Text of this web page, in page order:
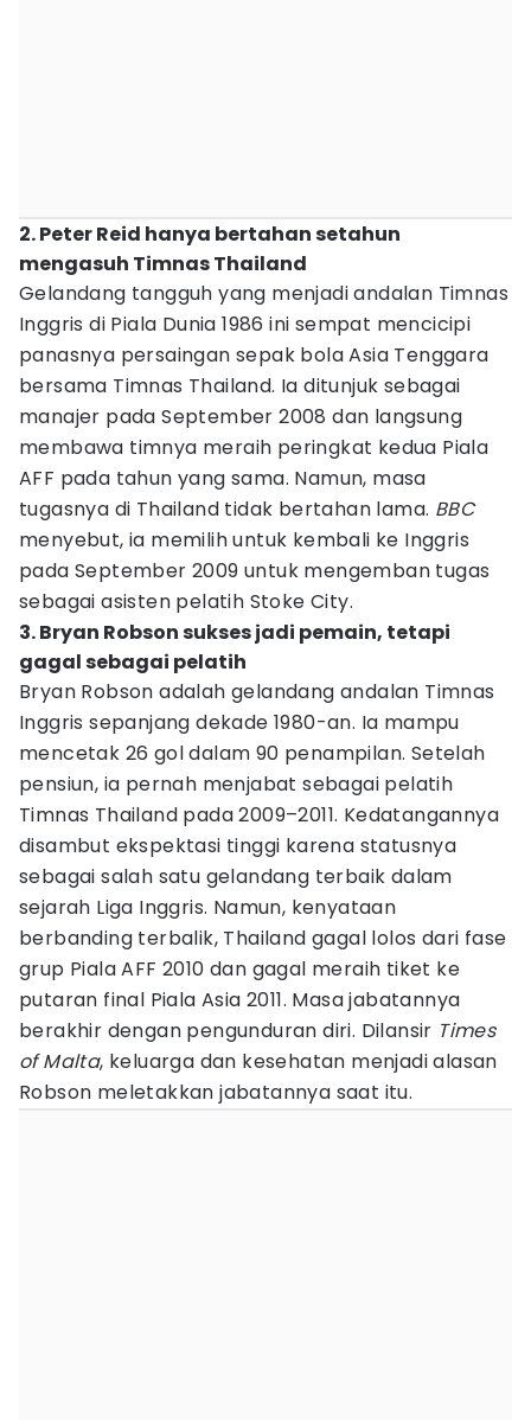
2. Peter Reid hanya bertahan setahun
mengasuh Timnas Thailand
Gelandang tangguh yang menjadi andalan Timnas
Inggris di Piala Dunia 1986 ini sempat mencicipi
panasnya persaingan sepak bola Asia Tenggara
bersama Timnas Thailand. Ia ditunjuk sebagai
manajer pada September 2008 dan langsung
membawa timnya meraih peringkat kedua Piala
AFF pada tahun yang sama. Namun, masa
tugasnya di Thailand tidak bertahan lama. BBC
menyebut, ia memilih untuk kembali ke Inggris
pada September 2009 untuk mengemban tugas
sebagai asisten pelatih Stoke City.
3. Bryan Robson sukses jadi pemain, tetapi
gagal sebagai pelatih
Bryan Robson adalah gelandang andalan Timnas
Inggris sepanjang dekade 1980-an. Ia mampu
mencetak 26 gol dalam 90 penampilan. Setelah
pensiun, ia pernah menjabat sebagai pelatih
Timnas Thailand pada 2009–2011. Kedatangannya
disambut ekspektasi tinggi karena statusnya
sebagai salah satu gelandang terbaik dalam
sejarah Liga Inggris. Namun, kenyataan
berbanding terbalik, Thailand gagal lolos dari fase
grup Piala AFF 2010 dan gagal meraih tiket ke
putaran final Piala Asia 2011. Masa jabatannya
berakhir dengan pengunduran diri. Dilansir Times
of Malta, keluarga dan kesehatan menjadi alasan
Robson meletakkan jabatannya saat itu.